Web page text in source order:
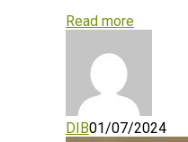
Read more
DIB01/07/2024